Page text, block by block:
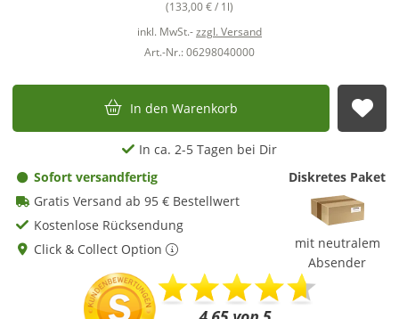
(133,00 € / 1l)
inkl. MwSt.-zzgl. Versand
Art.-Nr.: 06298040000
In den Warenkorb
In ca. 2-5 Tagen bei Dir
Sofort versandfertig
Gratis Versand ab 95 € Bestellwert
Kostenlose Rücksendung
Click & Collect Option
Diskretes Paket
mit neutralem
Absender